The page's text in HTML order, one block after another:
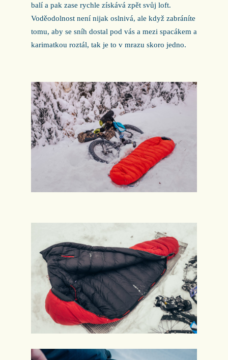
balí a pak zase rychle získává zpět svůj loft.
Voděodolnost není nijak oslnivá, ale když zabráníte
tomu, aby se sníh dostal pod vás a mezi spacákem a
karimatkou roztál, tak je to v mrazu skoro jedno.